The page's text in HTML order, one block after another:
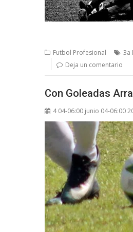
Futbol Profesional 3a
Deja un comentario
Con Goleadas
4 04-06:00 junio 04-06:00